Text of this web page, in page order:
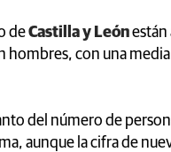
deCastilla y León
hombres, con una
del número de
aunque la cifra de